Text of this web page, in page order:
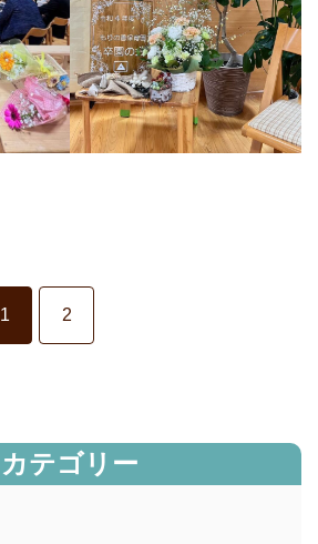
1 2
カテゴリー